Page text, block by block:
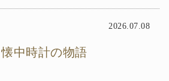
2026.07.08
懐中時計の物語